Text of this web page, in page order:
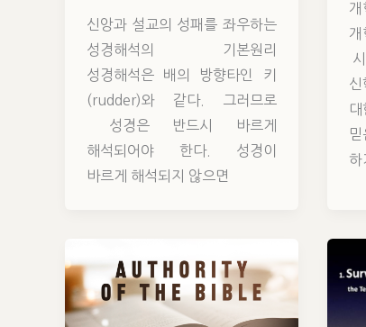
신앙과 설교의 성패를 좌우하는
성경해석의 기본원리
성경해석은 배의 방향타인 키
(rudder)와 같다. 그러므로
성경은 반드시 바르게
해석되어야 한다. 성경이
바르게 해석되지 않으면
하